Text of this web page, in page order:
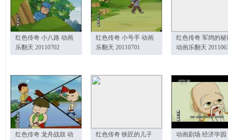
红色传奇 小八路 动画
乐翻天 20110702
红色传奇 小号手 动画
乐翻天 20110701
红色传奇 军鸽的秘
动画乐翻天
红色传奇 龙舟战鼓 动
红色传奇 铁匠的儿子
动画剧场 经济学园